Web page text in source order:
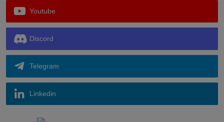
Youtube
Discord
Telegram
Linkedin